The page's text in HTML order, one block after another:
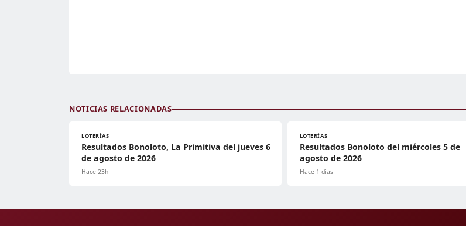
NOTICIAS RELACIONADAS
LOTERÍAS
Resultados Bonoloto, La Primitiva del jueves 6
de agosto de 2026
Hace 23h
LOTERÍAS
Resultados Bonoloto del miércoles 5 de
agosto de 2026
Hace 1 días